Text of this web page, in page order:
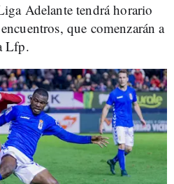
Adelante tendrá horario
que comenzarán a
Lfp.